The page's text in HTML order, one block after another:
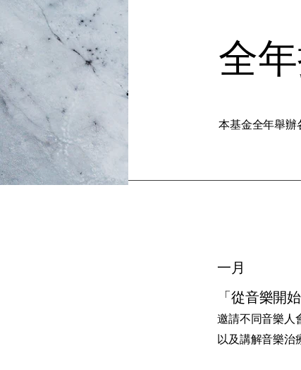
全
本基金全年舉辦
一月
「從音樂開始
邀請不同音樂人
以及講解音樂治